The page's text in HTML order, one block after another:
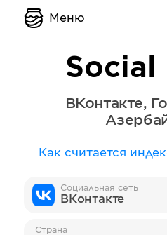
Меню
Social
ВКонтакте,
Как считается
Социальная сеть
ВКонтакте
Страна